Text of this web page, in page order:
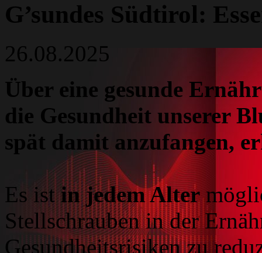
G’sundes Südtirol:
26.08.2025
Über eine gesunde
die Gesundheit unserer
spät damit anzufangen,
Es istin jedem Alter
Stellschrauben in der
Gesundheitsrisiken zu